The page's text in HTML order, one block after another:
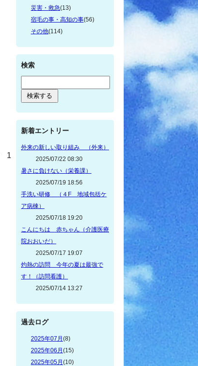
1
災害・救急(13)
宿毛の事・高知の事(56)
その他(114)
検索
新着エントリー
外来の新しい取り組み （外来）
2025/07/22 08:30
暑さに負けない（栄養課）
2025/07/19 18:56
手洗い研修 （４F 地域包括ケ
ア病棟）
2025/07/18 19:20
こんにちは 赤ちゃん（介護医療
院おおいだ）
2025/07/17 19:07
灼熱の訪問 今年の夏は最強で
す！（訪問看護）
2025/07/14 13:27
過去ログ
2025年07月 (8)
2025年06月 (15)
2025年05月 (10)